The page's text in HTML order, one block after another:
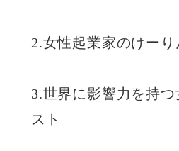
2.女性起業家のけーり
3.世界に影響力を持つ
スト